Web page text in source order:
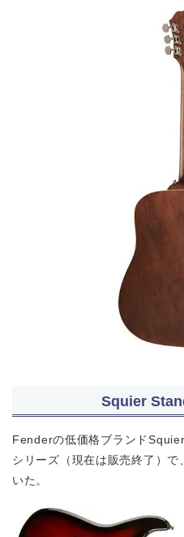
Squier
Fenderの低価格ブランド
シリーズ（現在は販売終了）
いた。